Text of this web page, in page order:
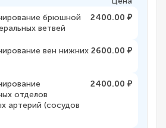
брюшной
ветвей
2400.00 ₽
вен нижних 2600.00 ₽
отделов
артерий (сосудов
2400.00 ₽